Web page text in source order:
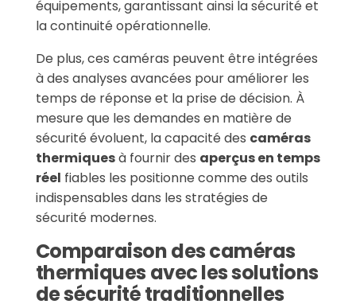
équipements, garantissant ainsi la sécurité et
la continuité opérationnelle.
De plus, ces caméras peuvent être intégrées
à des analyses avancées pour améliorer les
temps de réponse et la prise de décision. À
mesure que les demandes en matière de
sécurité évoluent, la capacité des caméras
thermiquesà fournir des aperçus en temps
réel fiables les positionne comme des outils
indispensables dans les stratégies de
sécurité modernes.
Comparaison des caméras
thermiques avec les solutions
de sécurité traditionnelles